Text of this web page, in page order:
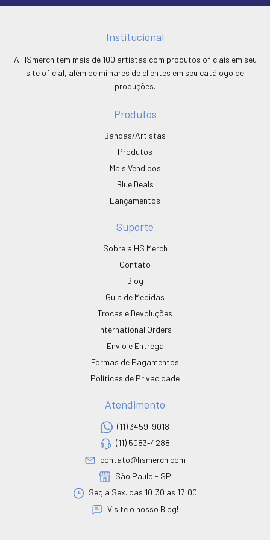
Institucional
A HSmerch tem mais de 100 artistas com produtos oficiais em seu
site oficial, além de milhares de clientes em seu catálogo de
produções.
Produtos
Bandas/Artistas
Produtos
Mais Vendidos
Blue Deals
Lançamentos
Suporte
Sobre a HS Merch
Contato
Blog
Guia de Medidas
Trocas e Devoluções
International Orders
Envio e Entrega
Formas de Pagamentos
Políticas de Privacidade
Atendimento
(11) 3459-9018
(11) 5083-4288
contato@hsmerch.com
São Paulo - SP
Seg a Sex. das 10:30 as 17:00
Visite o nosso Blog!